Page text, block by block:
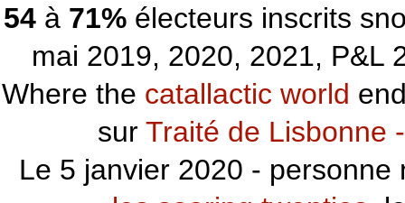
54à 71%électeurs inscrits
mai 2019, 2020, 2021, P&L
Where the catallactic world
sur Traité de Lisbonne
Le 5 janvier 2020 -